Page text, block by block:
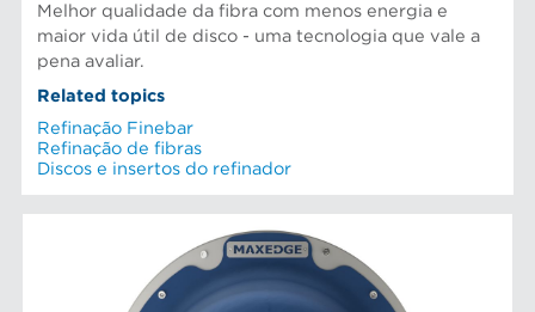
Melhor qualidade da fibra com menos energia e
maior vida útil de disco - uma tecnologia que vale a
pena avaliar.
Related topics
Refinação Finebar
Refinação de fibras
Discos e insertos do refinador